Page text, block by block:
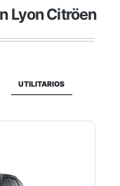
Lyon Citröen
UTILITARIOS